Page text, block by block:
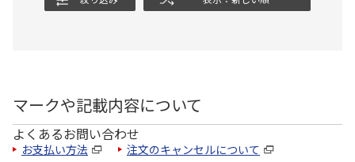
マークや記載内容について
よくあるお問い合わせ
お支払い方法 注文のキャンセルについて